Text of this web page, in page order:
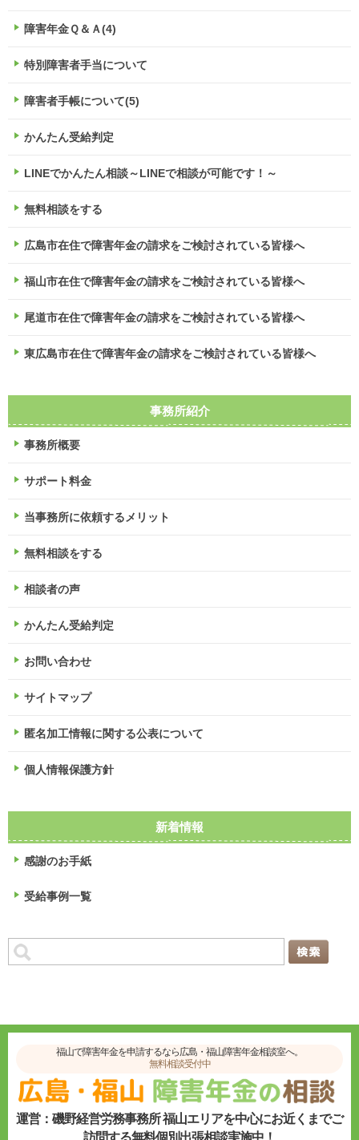
障害年金Ｑ＆Ａ(4)
特別障害者手当について
障害者手帳について(5)
かんたん受給判定
LINEでかんたん相談～LINEで相談が可能です！～
無料相談をする
広島市在住で障害年金の請求をご検討されている皆様へ
福山市在住で障害年金の請求をご検討されている皆様へ
尾道市在住で障害年金の請求をご検討されている皆様へ
東広島市在住で障害年金の請求をご検討されている皆様へ
事務所紹介
事務所概要
サポート料金
当事務所に依頼するメリット
無料相談をする
相談者の声
かんたん受給判定
お問い合わせ
サイトマップ
匿名加工情報に関する公表について
個人情報保護方針
新着情報
感謝のお手紙
受給事例一覧
福山で障害年金を申請するなら広島・福山障害年金相談室へ。
無料相談受付中
運営：磯野経営労務事務所 福山エリアを中心にお近くまでご